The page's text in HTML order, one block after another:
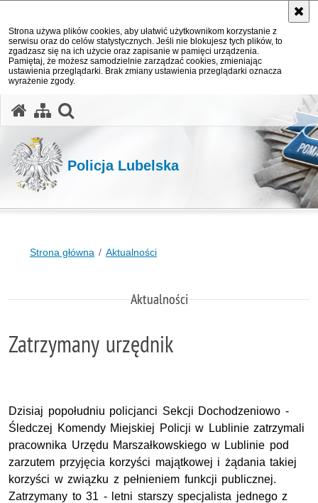
Strona używa plików cookies, aby ułatwić użytkownikom korzystanie z
serwisu oraz do celów statystycznych. Jeśli nie blokujesz tych plików, to
zgadzasz się na ich użycie oraz zapisanie w pamięci urządzenia.
Pamiętaj, że możesz samodzielnie zarządzać cookies, zmieniając
ustawienia przeglądarki. Brak zmiany ustawienia przeglądarki oznacza
wyrażenie zgody.
Policja Lubelska
Strona główna Aktualności
Aktualności
Zatrzymany urzędnik
Dzisiaj popołudniu policjanci Sekcji Dochodzeniowo -
Śledczej Komendy Miejskiej Policji w Lublinie zatrzymali
pracownika Urzędu Marszałkowskiego w Lublinie pod
zarzutem przyjęcia korzyści majątkowej i żądania takiej
korzyści w związku z pełnieniem funkcji publicznej.
Zatrzymany to 31 - letni starszy specjalista jednego z